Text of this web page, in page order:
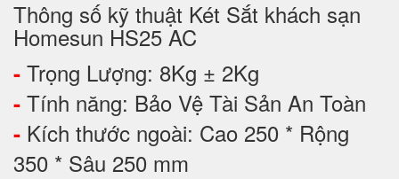
Thông số kỹ thuật Két Sắt khách sạn
Homesun HS25 AC
- Trọng Lượng: 8Kg ± 2Kg
- Tính năng: Bảo Vệ Tài Sản An Toàn
- Kích thước ngoài: Cao 250 * Rộng
350 * Sâu 250 mm